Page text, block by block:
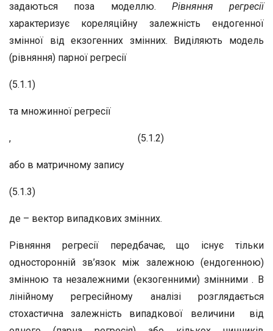
задаються поза моделлю. Рівняння регресії
характеризує кореляційну залежність ендогенної
змінної від екзогенних змінних. Виділяють модель
(рівняння) парної регресії
(5.1.1)
та множинної регресії
, (5.1.2)
або в матричному запису
(5.1.3)
де – вектор випадкових змінних.
Рівняння регресії передбачає, що існує тільки
односторонній зв’язок між залежною (ендогенною)
змінною та незалежними (екзогенними) змінними . В
лінійному регресійному аналізі розглядається
стохастична залежність випадкової величини від